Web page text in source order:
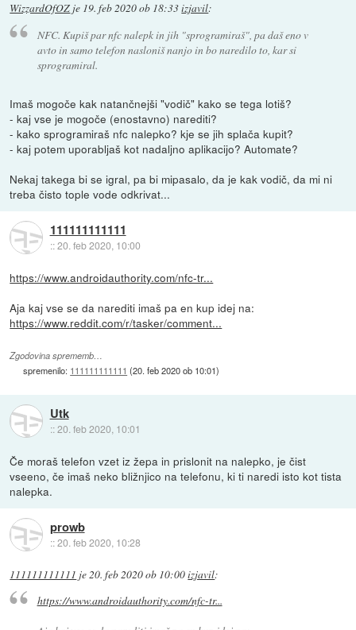
WizzardOfOZ je 19. feb 2020 ob 18:33izjavil:
NFC. Kupiš par nfc nalepk in jih "sprogramiraš", pa daš eno v
avto in samo telefon nasloniš nanjo in bo naredilo to, kar si
sprogramiral.
Imaš mogoče kak natančnejši "vodič" kako se tega lotiš?
- kaj vse je mogoče (enostavno) narediti?
- kako sprogramiraš nfc nalepko? kje se jih splača kupit?
- kaj potem uporabljaš kot nadaljno aplikacijo? Automate?
Nekaj takega bi se igral, pa bi mipasalo, da je kak vodič, da mi ni
treba čisto tople vode odkrivat...
111111111111
::20. feb 2020, 10:00
https://www.androidauthority.com/nfc-tr...
Aja kaj vse se da narediti imaš pa en kup idej na:
https://www.reddit.com/r/tasker/comment...
Zgodovina sprememb…
spremenilo: 111111111111 (20. feb 2020 ob 10:01)
Utk
::20. feb 2020, 10:01
Če moraš telefon vzet iz žepa in prislonit na nalepko, je čist
vseeno, če imaš neko bližnjico na telefonu, ki ti naredi isto kot tista
nalepka.
prowb
::20. feb 2020, 10:28
111111111111 je20. feb 2020 ob 10:00izjavil:
https://www.androidauthority.com/nfc-tr...